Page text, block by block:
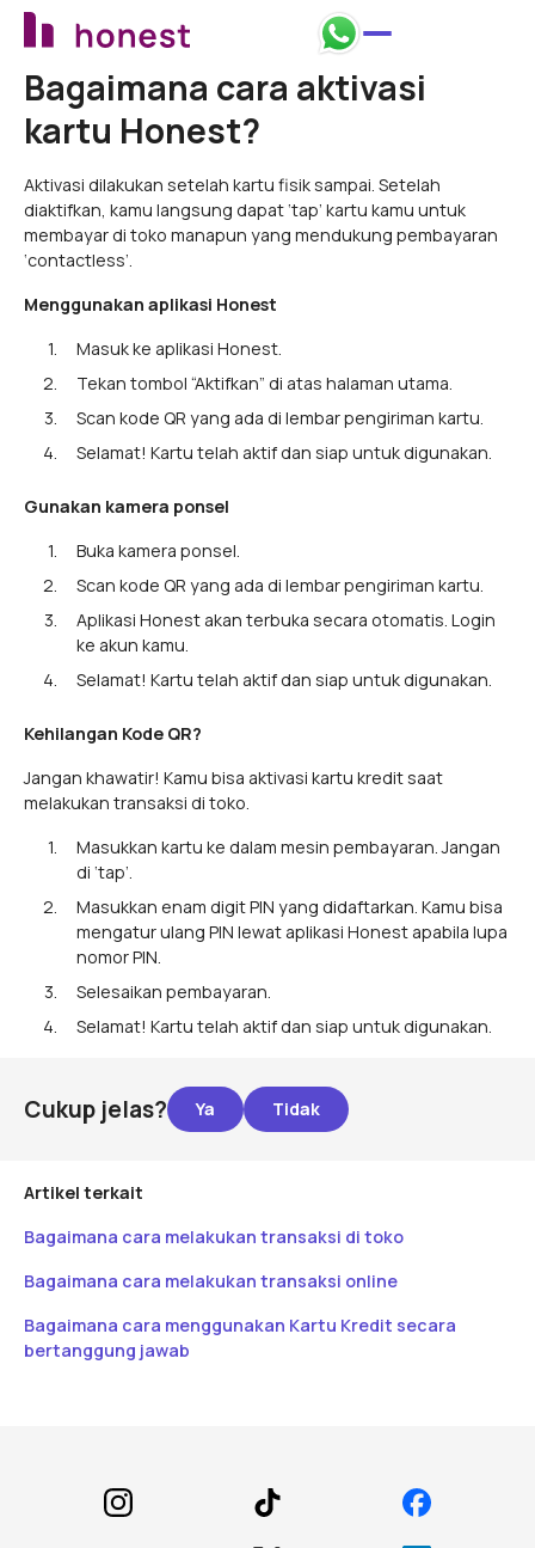
Bagaimana cara aktivasi
kartu Honest?
Aktivasi dilakukan setelah kartu fisik sampai. Setelah
diaktifkan, kamu langsung dapat ‘tap’ kartu kamu untuk
membayar di toko manapun yang mendukung pembayaran
‘contactless’.
Menggunakan aplikasi Honest
Masuk ke aplikasi Honest.
Tekan tombol “Aktifkan” di atas halaman utama.
Scan kode QR yang ada di lembar pengiriman kartu.
Selamat! Kartu telah aktif dan siap untuk digunakan.
Gunakan kamera ponsel
Buka kamera ponsel.
Scan kode QR yang ada di lembar pengiriman kartu.
Aplikasi Honest akan terbuka secara otomatis. Login
ke akun kamu.
Selamat! Kartu telah aktif dan siap untuk digunakan.
Kehilangan Kode QR?
Jangan khawatir! Kamu bisa aktivasi kartu kredit saat
melakukan transaksi di toko.
Masukkan kartu ke dalam mesin pembayaran. Jangan
di ‘tap’.
Masukkan enam digit PIN yang didaftarkan. Kamu bisa
mengatur ulang PIN lewat aplikasi Honest apabila lupa
nomor PIN.
Selesaikan pembayaran.
Selamat! Kartu telah aktif dan siap untuk digunakan.
Cukup jelas?
Artikel terkait
Bagaimana cara melakukan transaksi di toko
Bagaimana cara melakukan transaksi online
Bagaimana cara menggunakan Kartu Kredit secara
bertanggung jawab